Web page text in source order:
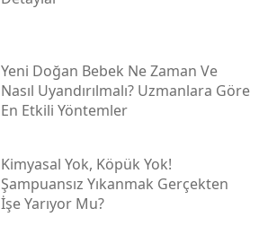
Yeni Doğan Bebek Ne Zaman Ve
Nasıl Uyandırılmalı? Uzmanlara Göre
En Etkili Yöntemler
Kimyasal Yok, Köpük Yok!
Şampuansız Yıkanmak Gerçekten
İşe Yarıyor Mu?